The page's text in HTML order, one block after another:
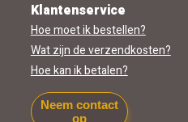
Klantenservice
Hoe moet ik bestellen?
Wat zijn de verzendkosten?
Hoe kan ik betalen?
Neem contact
op